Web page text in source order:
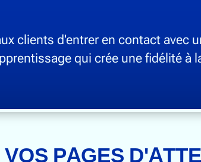
clients d'entrer en contact avec
qui crée une fidélité à
PAGES